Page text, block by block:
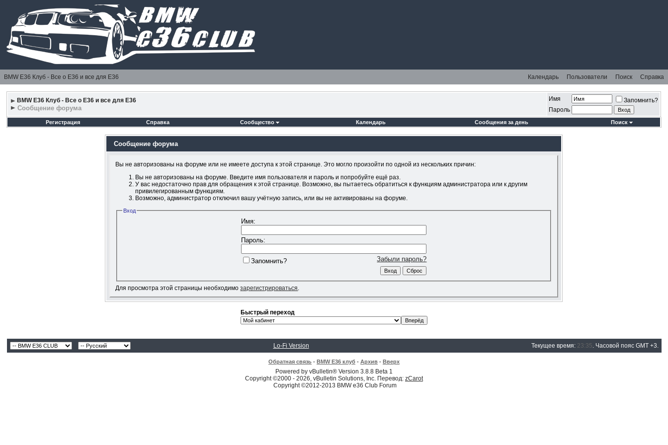
BMW E36 Клуб - Все о Е36 и все для Е36 Календарь Пользователи Поиск Справка
BMW E36 Клуб - Все о Е36 и все для Е36
Сообщение форума
Имя
Запомнить?
Пароль
Регистрация Справка Сообщество Календарь Сообщения за день Поиск
Сообщение форума
Вы не авторизованы на форуме или не имеете доступа к этой странице. Это могло произойти по одной из нескольких причин:
Вы не авторизованы на форуме. Введите имя пользователя и пароль и попробуйте ещё раз.
У вас недостаточно прав для обращения к этой странице. Возможно, вы пытаетесь обратиться к функциям администратора или к другим
привилегированным функциям.
Возможно, администратор отключил вашу учётную запись, или вы не активированы на форуме.
Вход
Имя:
Пароль:
Забыли пароль?
Запомнить?
Для просмотра этой страницы необходимозарегистрироваться
Быстрый переход
Lo-Fi Version Текущее время: 23:35. Часовой пояс GMT +3.
Обратная связь - BMW E36 клуб - Архив - Вверх
Powered by vBulletin® Version 3.8.8 Beta 1
Copyright ©2000 - 2026, vBulletin Solutions, Inc. Перевод: zCarot
Copyright ©2012-2013 BMW e36 Club Forum